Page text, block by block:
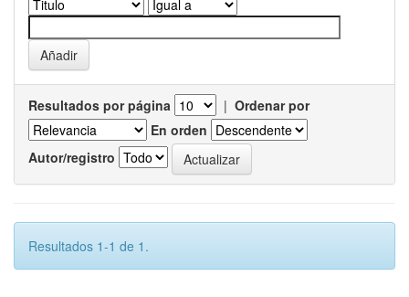
Resultados por página | Ordenar por
En orden
Autor/registro
Resultados 1-1 de 1.